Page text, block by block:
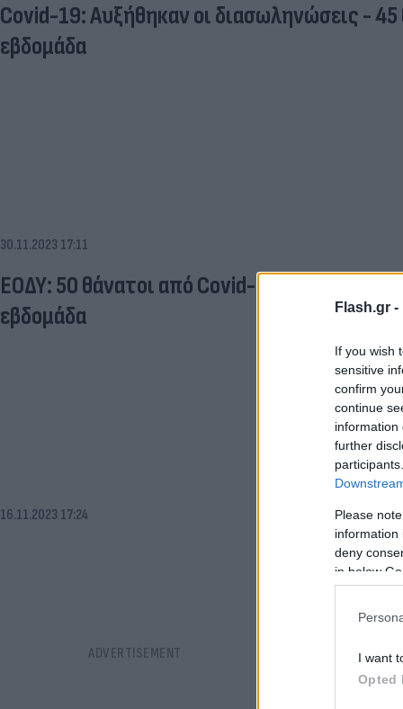
Flash.gr -
If you wish
sensitive
confirm
continue
information
further
Please
information
deny
in below
I want
Opted
Covid-19: Αυξήθηκαν οι διασωληνώσεις - 45
εβδομάδα
30.11.2023 17:11
ΕΟΔΥ: 50 θάνατοι από Covid-19 και 2 από
εβδομάδα
16.11.2023 17:24